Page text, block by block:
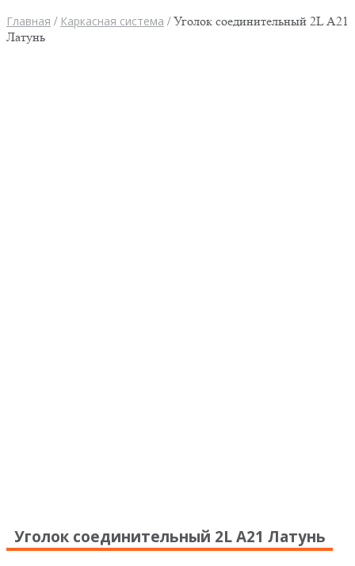
Главная / Каркасная система / Уголок соединительный 2L А21
Латунь
Уголок соединительный 2L А21 Латунь